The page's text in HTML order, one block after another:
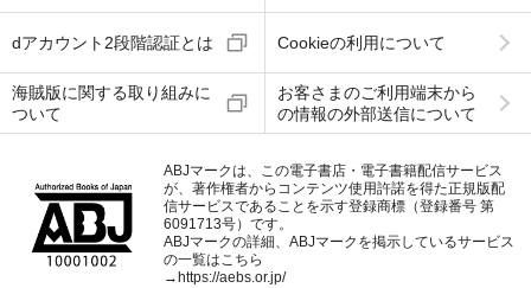
dアカウント2段階認証とは Cookieの利用について
海賊版に関する取り組みに
ついて
お客さまのご利用端末から
の情報の外部送信について
ABJマークは、この電子書店・電子書籍配信サービス
が、著作権者からコンテンツ使用許諾を得た正規版配
信サービスであることを示す登録商標（登録番号 第
6091713号）です。
ABJマークの詳細、ABJマークを掲示しているサービス
の一覧はこちら
→ https://aebs.or.jp/